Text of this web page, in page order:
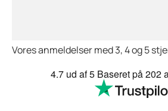
Vores anmeldelser med 3, 4 og 5
4.7 ud af 5 Baseret på202